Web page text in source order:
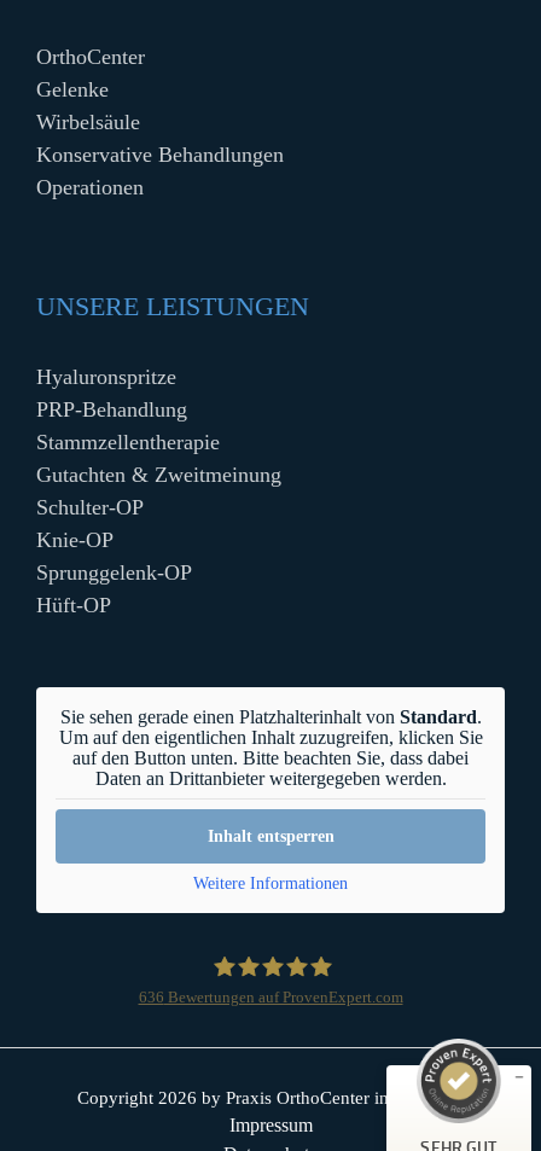
OrthoCenter
Gelenke
Wirbelsäule
Konservative Behandlungen
Operationen
UNSERE LEISTUNGEN
Hyaluronspritze
PRP-Behandlung
Stammzellentherapie
Gutachten & Zweitmeinung
Schulter-OP
Knie-OP
Sprunggelenk-OP
Hüft-OP
Sie sehen gerade einen Platzhalterinhalt von Standard.
Um auf den eigentlichen Inhalt zuzugreifen, klicken Sie
auf den Button unten. Bitte beachten Sie, dass dabei
Daten an Drittanbieter weitergegeben werden.
Inhalt entsperren
Weitere Informationen
636 Bewertungen auf ProvenExpert.com
Copyright 2026 by Praxis OrthoCenter in München
Impressum
Kundenbewertungen und Erfahrungen zu
OrthoCenter München
100
%
Empfehlungen auf
SEHR GUT